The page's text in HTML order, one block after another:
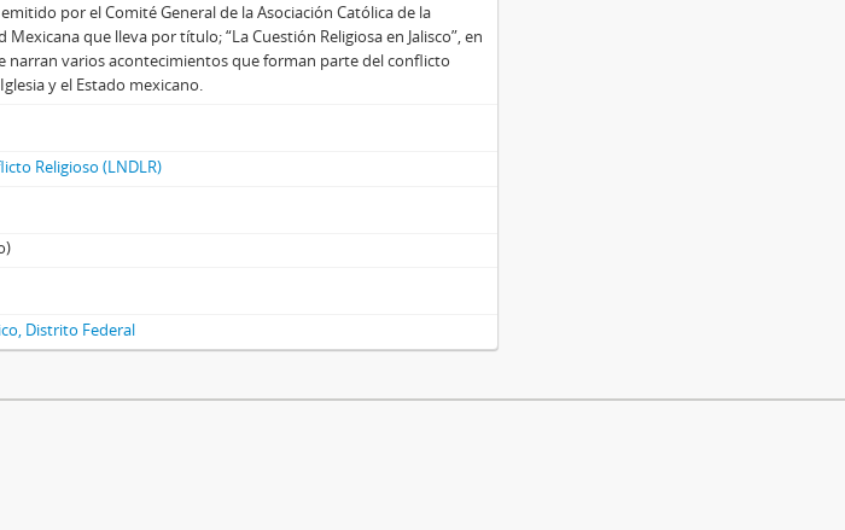
por el Comité General de la Asociación Católica de la
Mexicana que lleva por título; “La Cuestión Religiosa en Jalisco”, en
narran varios acontecimientos que forman parte del conflicto
y el Estado mexicano.
Religioso (LNDLR)
Distrito Federal